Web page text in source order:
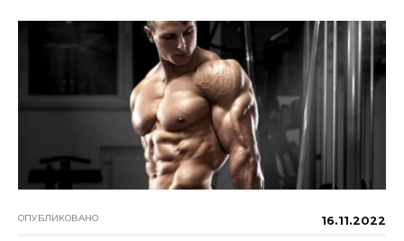
ОПУБЛИКОВАНО 16.11.2022